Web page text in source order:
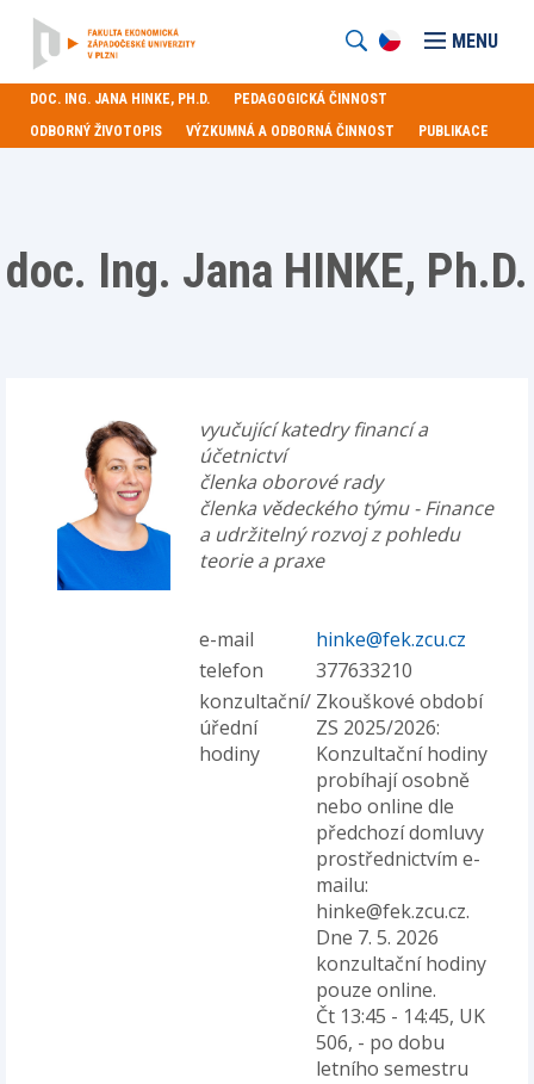
MENU
DOC. ING. JANA HINKE, PH.D.
PEDAGOGICKÁ ČINNOST
ODBORNÝ ŽIVOTOPIS
VÝZKUMNÁ A ODBORNÁ ČINNOST PUBLIKACE
doc. Ing. Jana HINKE, Ph.D.
vyučující katedry financí a
účetnictví
členka oborové rady
členka vědeckého týmu - Finance
a udržitelný rozvoj z pohledu
teorie a praxe
e-mail
hinke@fek.zcu.cz
telefon
377633210
konzultační/
úřední
hodiny
Zkouškové období
ZS 2025/2026:
Konzultační hodiny
probíhají osobně
nebo online dle
předchozí domluvy
prostřednictvím e-
mailu:
hinke@fek.zcu.cz.
Dne 7. 5. 2026
konzultační hodiny
pouze online.
Čt 13:45 - 14:45, UK
506, - po dobu
letního semestru